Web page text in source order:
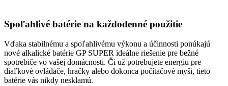
Spoľahlivé batérie na každodenné použitie
Vďaka stabilnému a spoľahlivému výkonu a účinnosti ponúkajú
nové alkalické batérie GP SUPER ideálne riešenie pre bežné
spotrebiče vo vašej domácnosti. Či už potrebujete energiu pre
diaľkové ovládače, hračky alebo dokonca počítačové myši, tieto
batérie vás nikdy nesklamú.